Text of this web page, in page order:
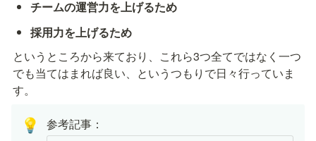
チームの運営力を上げるため
採用力を上げるため
というところから来ており、これら3つ全てではなく一つ
でも当てはまれば良い、というつもりで日々行っていま
💡 参考記事：